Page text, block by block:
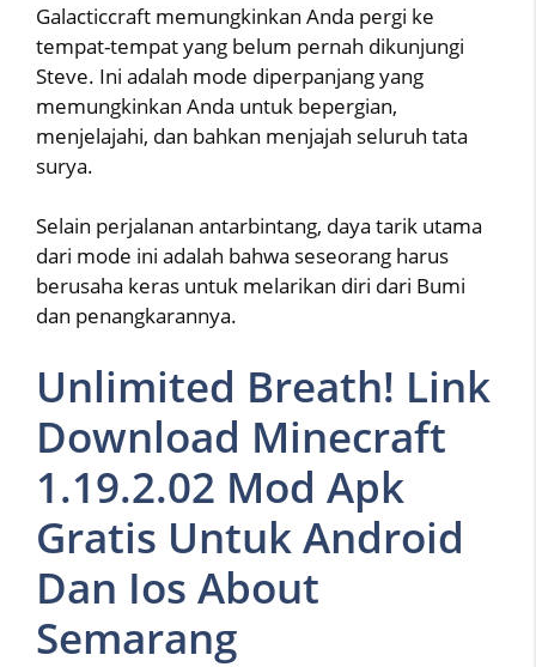
Galacticcraft memungkinkan Anda pergi ke
tempat-tempat yang belum pernah dikunjungi
Steve. Ini adalah mode diperpanjang yang
memungkinkan Anda untuk bepergian,
menjelajahi, dan bahkan menjajah seluruh tata
surya.
Selain perjalanan antarbintang, daya tarik utama
dari mode ini adalah bahwa seseorang harus
berusaha keras untuk melarikan diri dari Bumi
dan penangkarannya.
Unlimited Breath! Link
Download Minecraft
1.19.2.02 Mod Apk
Gratis Untuk Android
Dan Ios About
Semarang